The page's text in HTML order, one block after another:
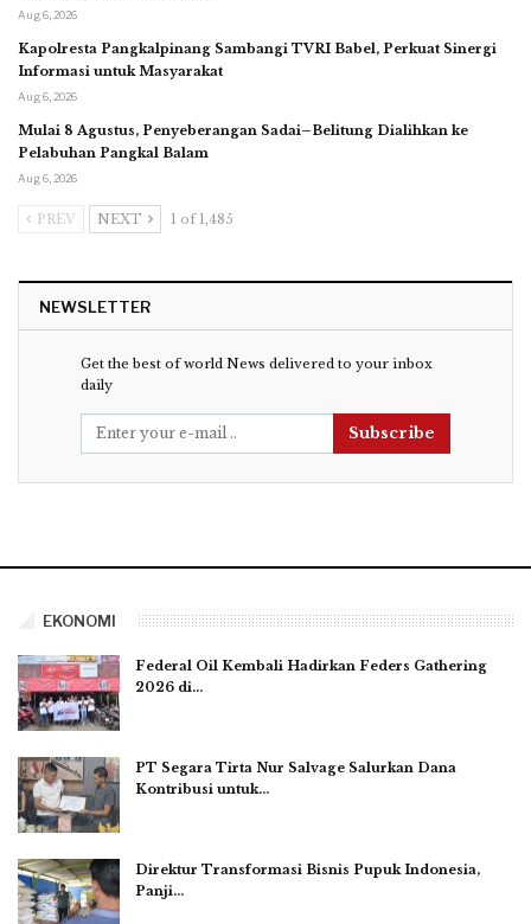
Aug 6, 2026
Kapolresta Pangkalpinang Sambangi TVRI Babel, Perkuat Sinergi
Informasi untuk Masyarakat
Aug 6, 2026
Mulai 8 Agustus, Penyeberangan Sadai–Belitung Dialihkan ke
Pelabuhan Pangkal Balam
Aug 6, 2026
PREV NEXT 1 of 1,485
NEWSLETTER
Get the best of world News delivered to your inbox
daily
Subscribe
EKONOMI
Federal Oil Kembali Hadirkan Feders Gathering
2026 di…
PT Segara Tirta Nur Salvage Salurkan Dana
Kontribusi untuk…
Direktur Transformasi Bisnis Pupuk Indonesia,
Panji…